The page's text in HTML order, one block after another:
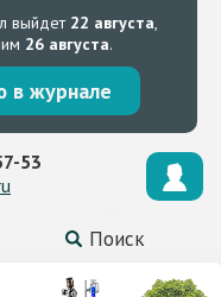
выйдет 22 августа,
26 августа.
в журнале
Поиск
53